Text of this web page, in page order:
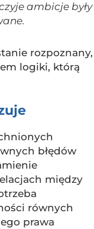
ambicje były
rozpoznany,
logiki, którą
błędów
między
równych
prawa